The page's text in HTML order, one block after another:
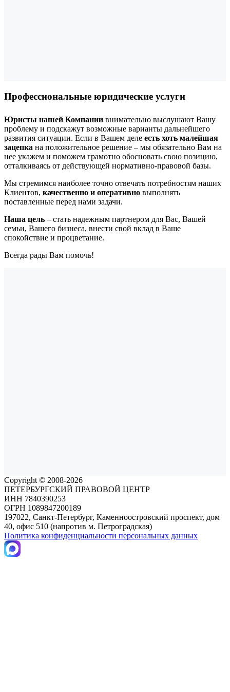
Профессиональные юридические услуги
Юристы нашей Компании внимательно выслушают Вашу
проблему и подскажут возможные варианты дальнейшего
развития ситуации. Если в Вашем деле есть хоть малейшая
зацепка на положительное решение – мы обязательно Вам на
нее укажем и поможем грамотно обосновать свою позицию,
отталкиваясь от действующей нормативно-правовой базы.
Мы стремимся наиболее точно отвечать потребностям наших
Клиентов, качественно и оперативно выполнять
поставленные перед нами задачи.
Наша цель – стать надежным партнером для Вас, Вашей
семьи, Вашего бизнеса, внести свой вклад в Ваше
спокойствие и процветание.
Всегда рады Вам помочь!
Copyright © 2008-2026
ПЕТЕРБУРГСКИЙ ПРАВОВОЙ ЦЕНТР
ИНН 7840390253
ОГРН 1089847200189
197022, Санкт-Петербург, Каменноостровский проспект, дом
40, офис 510 (напротив м. Петроградская)
Политика конфиденциальности персональных данных